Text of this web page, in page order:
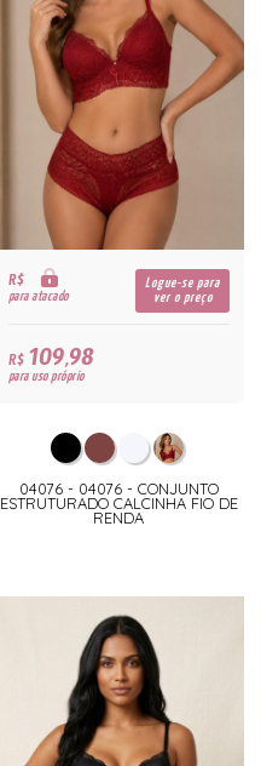
R$
para atacado
Logue-se para
ver o preço
R$109,98
para uso próprio
04076 - 04076 - CONJUNTO
ESTRUTURADO CALCINHA FIO DE
RENDA